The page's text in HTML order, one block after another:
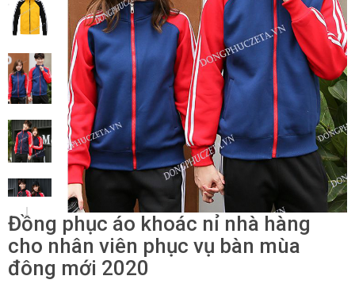
Đồng phục áo khoác nỉ nhà hàng
cho nhân viên phục vụ bàn mùa
đông mới 2020